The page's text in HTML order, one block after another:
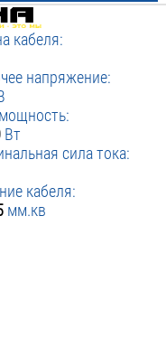
кабеля:
напряжение:
Вт
сила тока:
кабеля:
мм.кв